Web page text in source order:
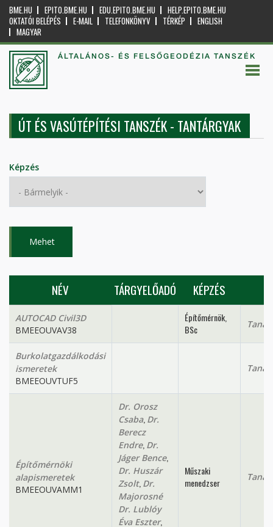
BME.HU EPITO.BME.HU EDU.EPITO.BME.HU
HELP.EPITO.BME.HU
OKTATÓI BELÉPÉS
E-MAIL TELEFONKÖNYV TÉRKÉP
ENGLISH
MAGYAR
ÁLTALÁNOS- ÉS FELSŐGEODÉZIA TANSZÉK
ÚT ÉS VASÚTÉPÍTÉSI TANSZÉK - TANTÁRGYAK
Képzés
NÉV TÁRGYELŐADÓ KÉPZÉS
AUTOCAD Civil3D
BMEEOUVAV38
Építőmérnök,
BSc
Burkolatgazdálkodási
ismeretek
BMEEOUVTUF5
Építőmérnöki
alapismeretek
BMEEOUVAMM1
Dr. Orosz
Csaba, Dr.
Berecz
Endre, Dr.
Jáger Bence,
Dr. Huszár
Zsolt, Dr.
Majorosné
Dr. Lublóy
Éva Eszter,
Műszaki
menedzser